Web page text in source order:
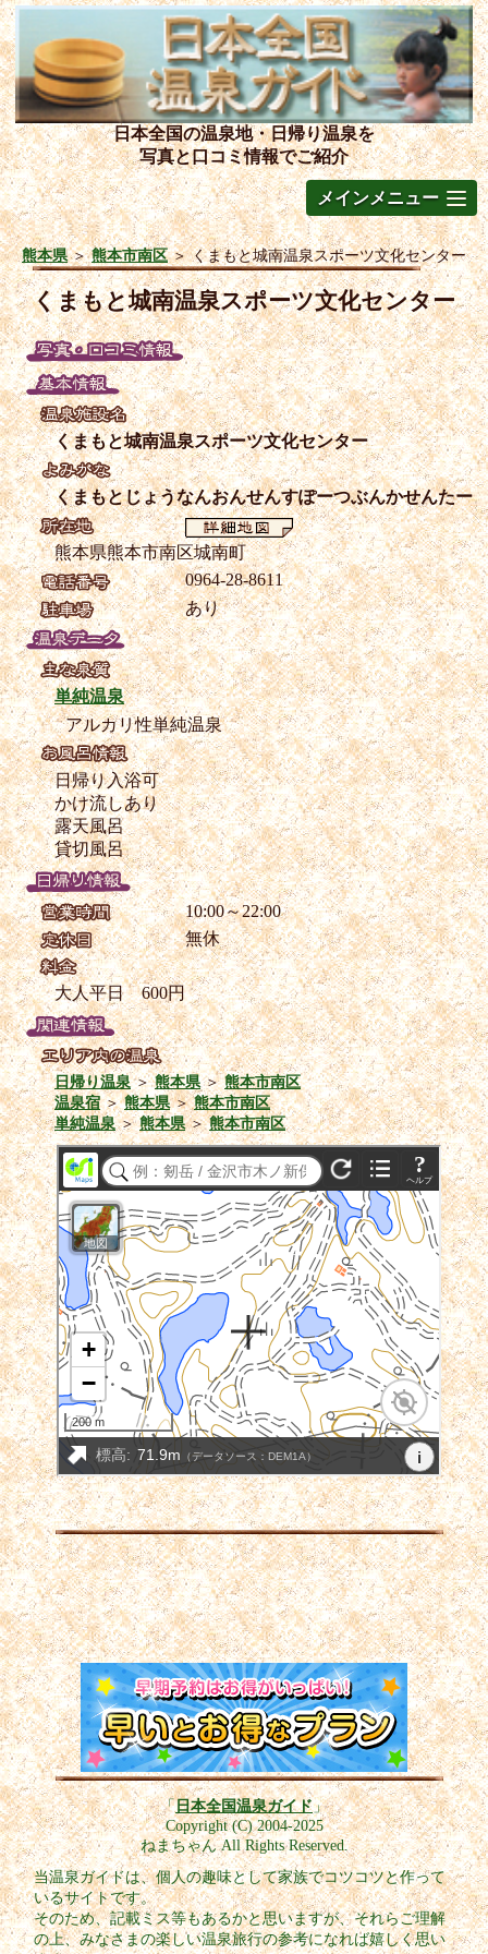
日本全国の温泉地・日帰り温泉を
写真と口コミ情報でご紹介
メインメニュー
熊本県＞熊本市南区＞くまもと城南温泉スポーツ文化センター
くまもと城南温泉スポーツ文化センター
くまもと城南温泉スポーツ文化センター
くまもとじょうなんおんせんすぽーつぶんかせんたー
熊本県熊本市南区城南町
0964-28-8611
あり
単純温泉
アルカリ性単純温泉
日帰り入浴可
かけ流しあり
露天風呂
貸切風呂
10:00～22:00
無休
大人平日 600円
日帰り温泉＞熊本県＞熊本市南区
温泉宿＞熊本県＞熊本市南区
単純温泉＞熊本県＞熊本市南区
「日本全国温泉ガイド」
Copyright (C) 2004-2025
ねまちゃん All Rights Reserved.
当温泉ガイドは、個人の趣味として家族でコツコツと作って
いるサイトです。
そのため、記載ミス等もあるかと思いますが、それらご理解
の上、みなさまの楽しい温泉旅行の参考になれば嬉しく思い